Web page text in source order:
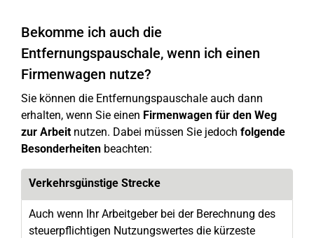
Bekomme ich auch die
Entfernungspauschale, wenn ich einen
Firmenwagen nutze?
Sie können die Entfernungspauschale auch dann
erhalten, wenn Sie einen Firmenwagen für den Weg
zur Arbeitnutzen. Dabei müssen Sie jedoch folgende
Besonderheiten beachten:
Verkehrsgünstige Strecke
Auch wenn Ihr Arbeitgeber bei der Berechnung des
steuerpflichtigen Nutzungswertes die kürzeste